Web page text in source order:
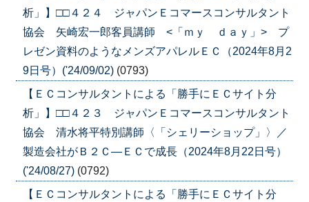
析」】□□４２４ ジャパンＥコマースコンサルタント
協会 矢崎宏一郎客員講師 <「ｍｙ ｄａｙ」> プ
レゼン資料のようなメンズアパレルＥＣ（2024年8月2
9日号）('24/09/02) (0793)
【ＥＣコンサルタントによる「勝手にＥＣサイト分
析」】□□４２３ ジャパンＥコマースコンサルタント
協会 清水将平特別講師〈「シェリーショップ」〉／
製造会社がＢ２Ｃ―ＥＣで成長（2024年8月22日号）
('24/08/27) (0792)
【ＥＣコンサルタントによる「勝手にＥＣサイト分